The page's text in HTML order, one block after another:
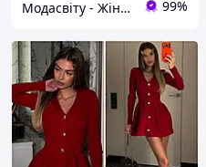
Модасвіту - Жіночий одяг 99%